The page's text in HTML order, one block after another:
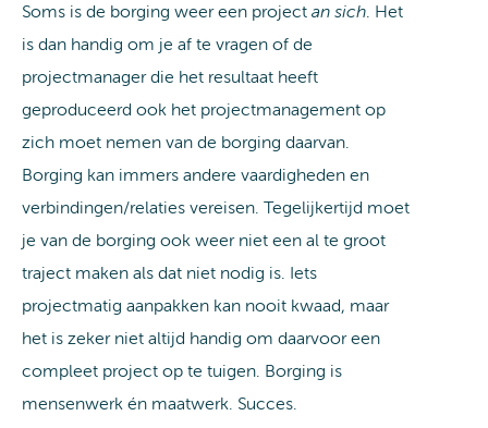
Soms is de borging weer een project an sich. Het
is dan handig om je af te vragen of de
projectmanager die het resultaat heeft
geproduceerd ook het projectmanagement op
zich moet nemen van de borging daarvan.
Borging kan immers andere vaardigheden en
verbindingen/relaties vereisen. Tegelijkertijd moet
je van de borging ook weer niet een al te groot
traject maken als dat niet nodig is. Iets
projectmatig aanpakken kan nooit kwaad, maar
het is zeker niet altijd handig om daarvoor een
compleet project op te tuigen. Borging is
mensenwerk én maatwerk. Succes.